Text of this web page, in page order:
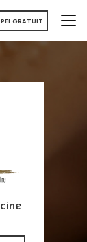
GRATUIT